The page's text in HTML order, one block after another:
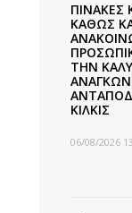
ΠΙΝΑΚΕΣ
ΚΑΘΩΣ
ΤΗΝ
ΑΝΑΓΚΩΝ
ΚΙΛΚΙΣ
06/08/2026